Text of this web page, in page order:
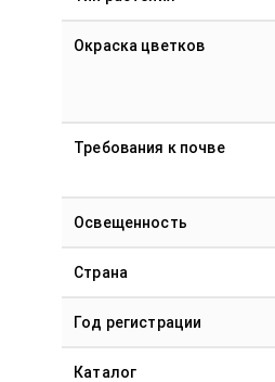
Окраска цветков
Требования к почве
Освещенность
Страна
Год регистрации
Каталог